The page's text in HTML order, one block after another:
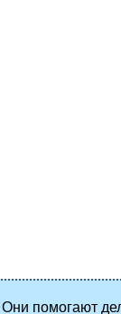
помогают